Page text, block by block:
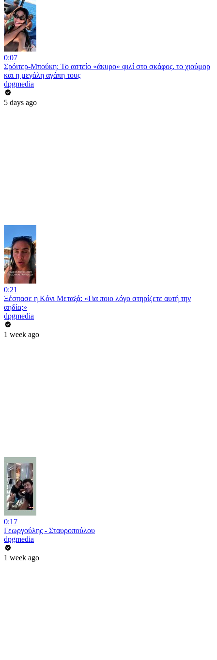
0:07
Σρόιτερ-Μπούκη: Το αστείο «άκυρο» φιλί στο σκάφος, το χιούμορ
και η μεγάλη αγάπη τους
dpgmedia
5 days ago
0:21
Ξέσπασε η Κόνι Μεταξά: «Για ποιο λόγο στηρίζετε αυτή την
αηδία;»
dpgmedia
1 week ago
0:17
Γεωργούλης - Σταυροπούλου
dpgmedia
1 week ago